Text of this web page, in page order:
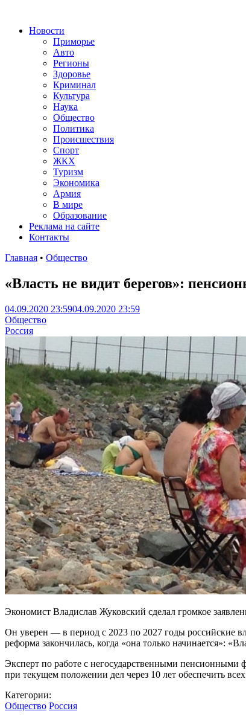
Новости
Приморье
Авто
Регионы
Здоровье
Криминал
Культура
Наука
Общество
Политика
Происшествия
Спорт
ЖКХ
Туризм
Экономика
Армия
В мире
Образование
Реклама на сайте
Контакты
Главная • Общество
«Власть не видит берегов»:
04.09.2020 23:5904.09.2020 23:59
Общество
Россия
Экономист Владислав Жуковский сделал громкое
Он уверен — в период с 2023 по 2027 годы российские
реформа закончилась, когда «она только начинается»:
Эксперт по работе с негосударственными пенсионными
при текущем положении дел через 10 лет обеспечить
Категории:
Общество Россия